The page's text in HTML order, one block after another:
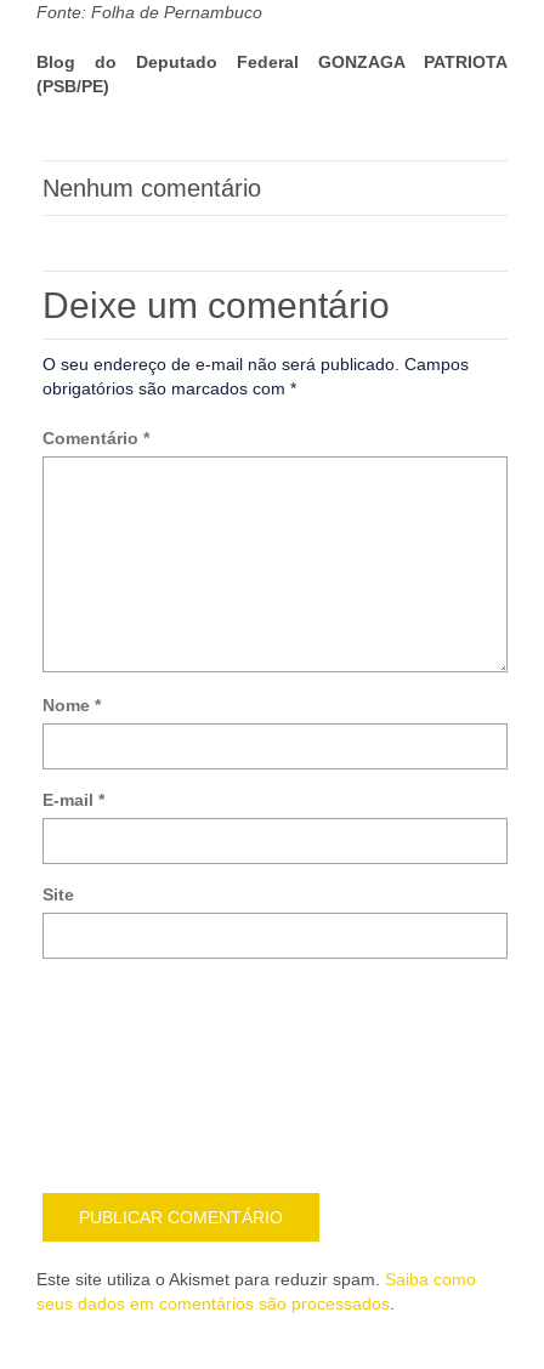
Fonte: Folha de Pernambuco
Blog do Deputado Federal GONZAGA PATRIOTA
(PSB/PE)
Nenhum comentário
Deixe um comentário
O seu endereço de e-mail não será publicado. Campos
obrigatórios são marcados com *
Comentário *
Nome *
E-mail *
Site
Este site utiliza o Akismet para reduzir spam. Saiba como
seus dados em comentários são processados